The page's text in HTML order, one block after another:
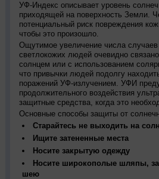
УФ-Индекс описывает уровень
приходящей на поверхность Земли.
потенциальный риск повреждения
чтобы это произошло.
Ощутимое увеличение числа
светлокожих людей очевидно
солнцем или с использованием
что привычки людей подолгу
поражений УФ-излучением. УФИ
продолжительного воздействия
защитные средства, когда это
Основные способы защиты от
Старайтесь не выходить на
Ищите затененные места
Носите закрытую одежду
Носите широкополые шляпы,
шею